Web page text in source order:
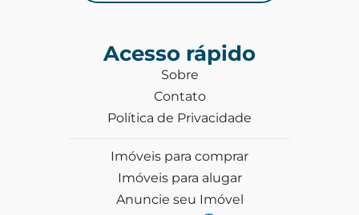
Acesso rápido
Sobre
Contato
Política de Privacidade
Imóveis para comprar
Imóveis para alugar
Anuncie seu Imóvel